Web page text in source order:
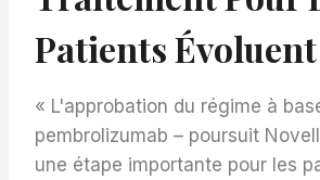
Patients Évoluent
« L'approbation du régime à
pembrolizumab – poursuit
une étape importante pour les